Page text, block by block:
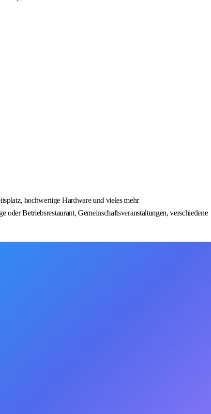
hochwertige Hardware und vieles mehr
Betriebsrestaurant, Gemeinschaftsveranstaltungen, verschiedene